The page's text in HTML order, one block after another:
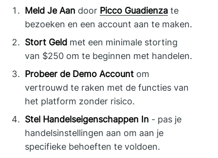
Meld Je Aan door Picco Guadienza te
bezoeken en een account aan te maken.
Stort Geld met een minimale storting
van $250 om te beginnen met handelen.
Probeer de Demo Account om
vertrouwd te raken met de functies van
het platform zonder risico.
Stel Handelseigenschappen In - pas je
handelsinstellingen aan om aan je
specifieke behoeften te voldoen.